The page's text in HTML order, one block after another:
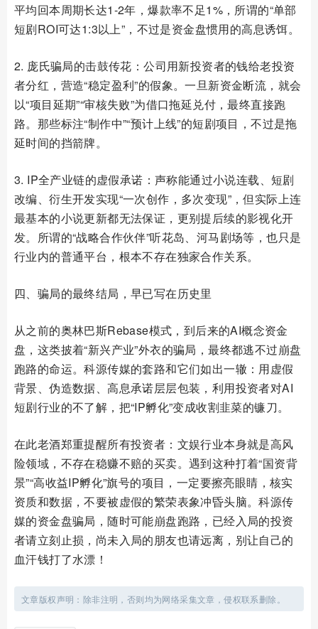
平均回本周期长达1-2年，爆款率不足1%，所谓的“单部
短剧ROI可达1:3以上”，不过是资金盘惯用的高息诱饵。
2. 庞氏骗局的击鼓传花：公司用新投资者的钱给老投资
者分红，营造“稳定盈利”的假象。一旦新资金断流，就会
以“项目延期”“审核失败”为借口拖延兑付，最终直接跑
路。那些标注“制作中”“预计上线”的短剧项目，不过是拖
延时间的挡箭牌。
3. IP全产业链的虚假承诺：声称能通过小说连载、短剧
改编、衍生开发实现“一次创作，多次变现”，但实际上连
最基本的小说更新都无法保证，更别提后续的影视化开
发。所谓的“战略合作伙伴”听花岛、河马剧场等，也只是
行业内的普通平台，根本不存在独家合作关系。
四、骗局的最终结局，早已写在历史里
从之前的奥林巴斯Rebase模式，到后来的AI概念资金
盘，这类披着“新兴产业”外衣的骗局，最终都逃不过崩盘
跑路的命运。科源传媒的套路和它们如出一辙：用虚假
背景、伪造数据、高息承诺层层包装，利用投资者对AI
短剧行业的不了解，把“IP孵化”变成收割韭菜的镰刀。
在此老酒郑重提醒所有投资者：文娱行业本身就是高风
险领域，不存在稳赚不赔的买卖。遇到这种打着“国资背
景”“高收益IP孵化”旗号的项目，一定要擦亮眼睛，核实
资质和数据，不要被虚假的繁荣表象冲昏头脑。科源传
媒的资金盘骗局，随时可能崩盘跑路，已经入局的投资
者请立刻止损，尚未入局的朋友也请远离，别让自己的
血汗钱打了水漂！
文章版权声明：除非注明，否则均为网络采集文章，侵权联系删除。